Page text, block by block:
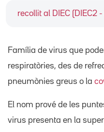
recollit al DIEC (DIEC2
Família de virus que
respiratòries, des de
pneumònies greus o la
El nom prové de les
virus presenta en la